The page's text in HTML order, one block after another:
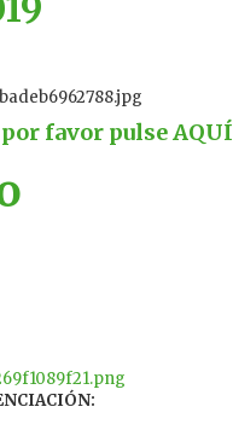
favor pulseAQUÍ